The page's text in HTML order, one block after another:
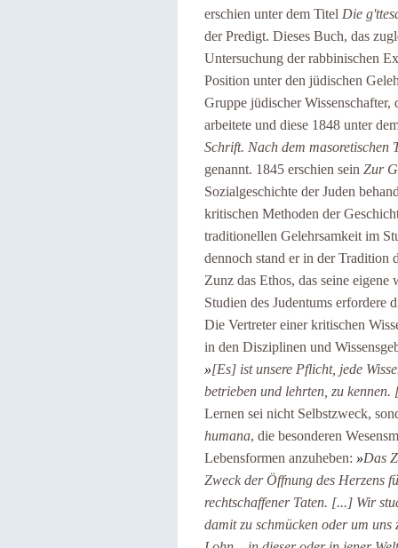
erschien unter dem Titel Die
der Predigt. Dieses Buch, das
Untersuchung der rabbinischen
Position unter den jüdischen
Gruppe jüdischer
arbeitete und diese 1848 unter
Schrift. Nach dem masoretischen
genannt. 1845 erschien sein Zur
Sozialgeschichte der Juden
kritischen Methoden der
traditionellen Gelehrsamkeit im
dennoch stand er in der Tradition
Zunz das Ethos, das seine
Studien des Judentums erfordere
Die Vertreter einer kritischen
in den Disziplinen und
»[Es] ist unsere Pflicht, jede
betrieben und lehrten, zu kennen.
Lernen sei nicht Selbstzweck,
humana, die besonderen
Lebensformen anzuheben: »Das
Zweck der Öffnung des Herzens
rechtschaffener Taten. [...] Wir
damit zu schmücken oder um uns